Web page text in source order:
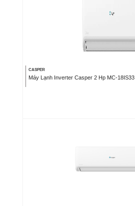
CASPER
Máy Lạnh Inverter Casper 2 Hp MC-18IS33